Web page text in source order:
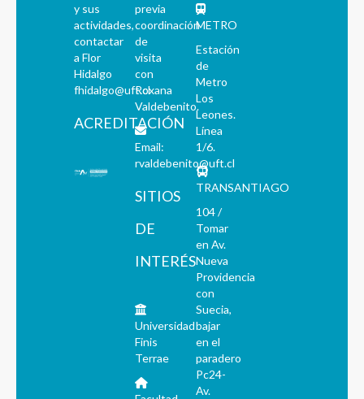
y sus
actividades,
contactar
a Flor
Hidalgo
fhidalgo@uft.cl
ACREDITACIÓN
previa
coordinación
de
visita
con
Roxana
Valdebenito.
Email:
rvaldebenito@uft.cl
SITIOS
DE
INTERÉS
Universidad
Finis
Terrae
METRO
Estación
de
Metro
Los
Leones.
Línea
1/6.
TRANSANTIAGO
104 /
Tomar
en Av.
Nueva
Providencia
con
Suecia,
bajar
en el
paradero
Pc24-
Av.